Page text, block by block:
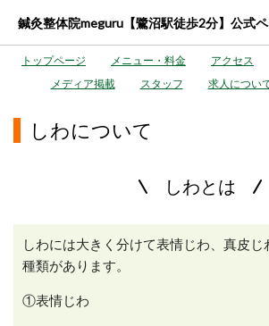
鍼灸整体院meguru【鷺沼駅徒歩2分】公式
トップページ メニュー・料金 アクセス
メディア掲載
スタッフ 求人につい
しわについて
しわとは
しわには大きく分けて表情じわ、真皮
種類があります。
①表情じわ